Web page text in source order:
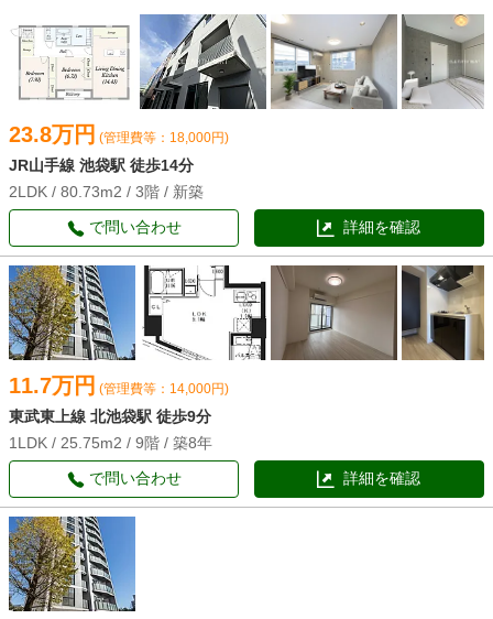
23.8万円 (管理費等：18,000円)
JR山手線 池袋駅 徒歩14分
2LDK / 80.73m2 / 3階 / 新築
で問い合わせ
詳細を確認
11.7万円 (管理費等：14,000円)
東武東上線 北池袋駅 徒歩9分
1LDK / 25.75m2 / 9階 / 築8年
で問い合わせ
詳細を確認